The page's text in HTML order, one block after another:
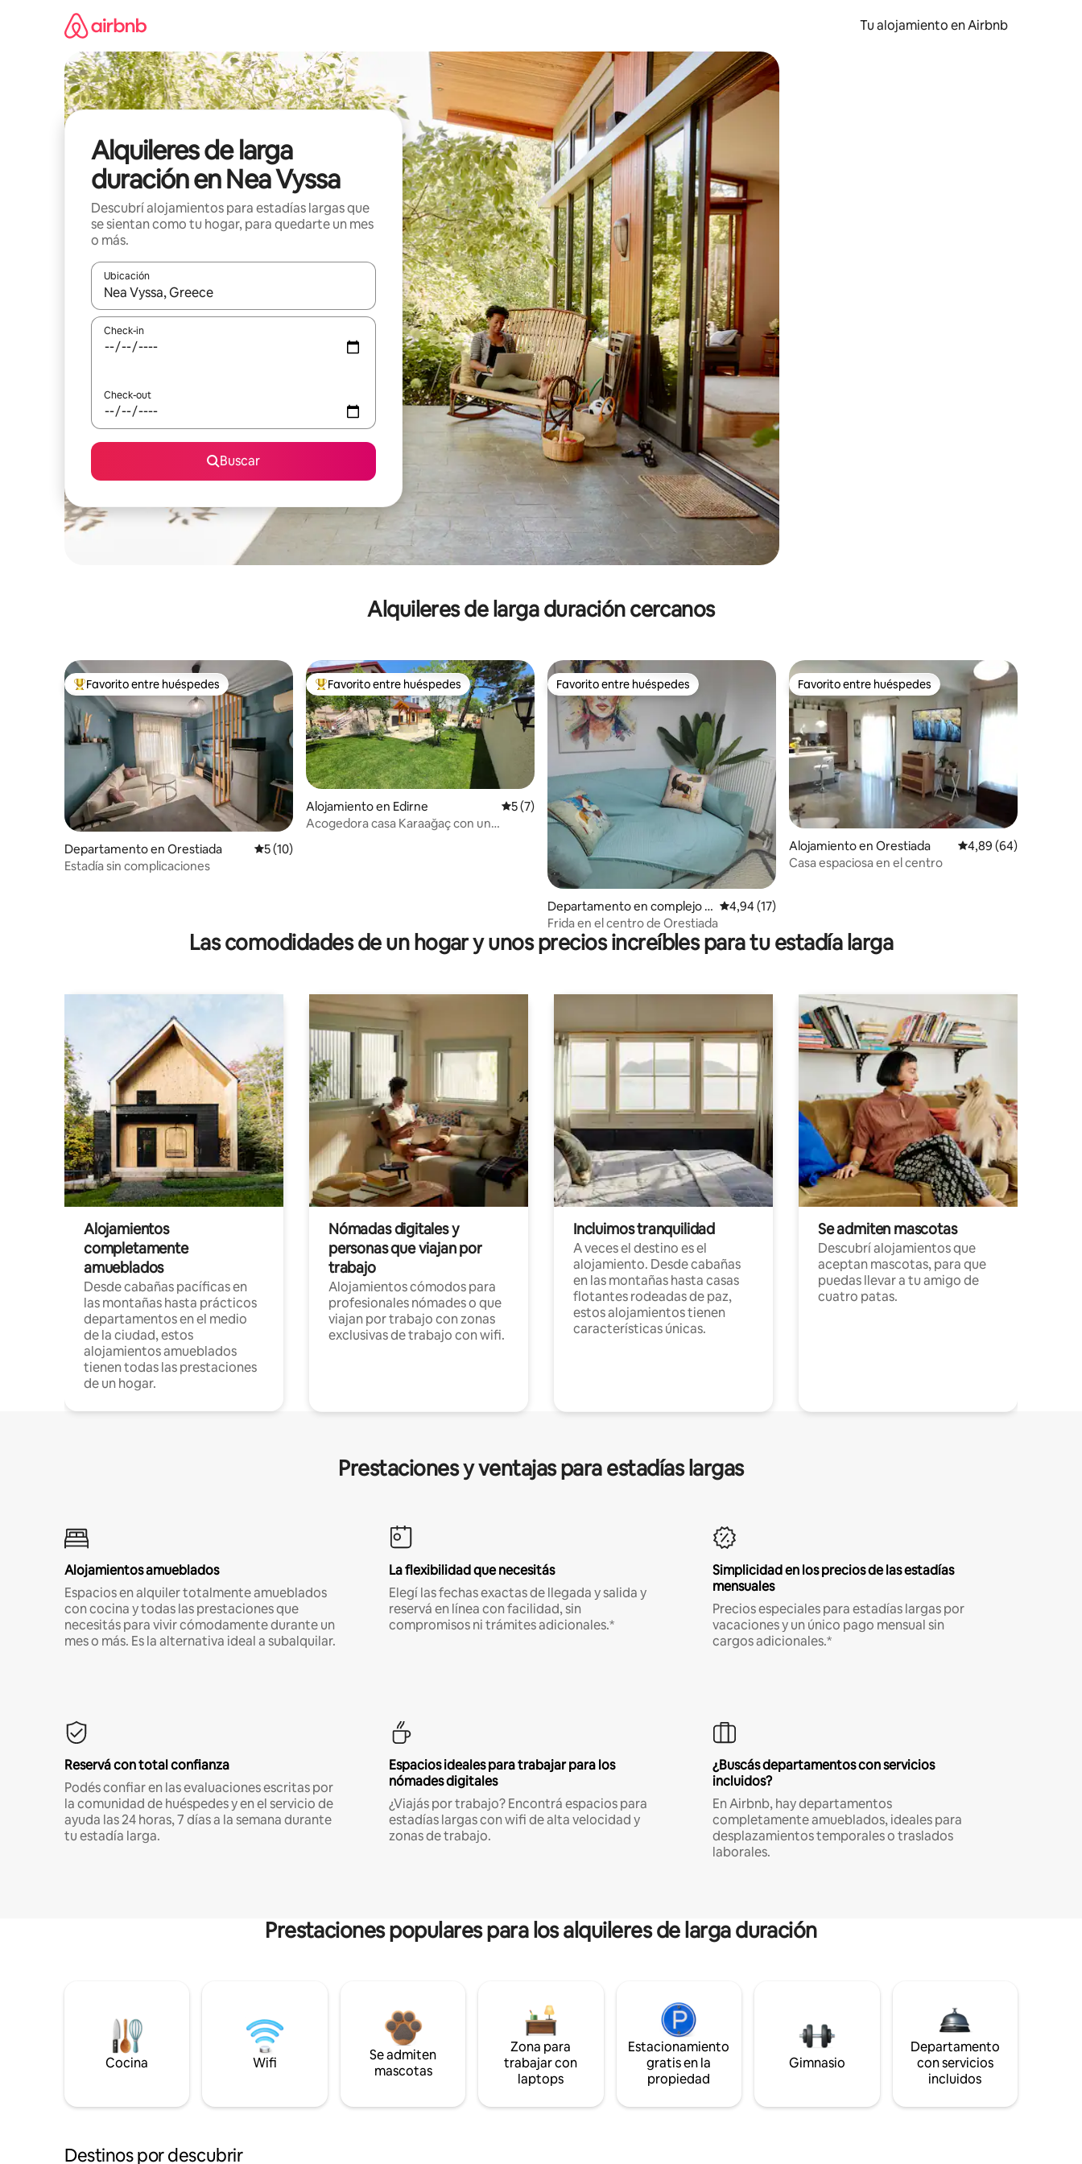
Tu alojamiento en Airbnb
Alquileres de larga
duración en Nea Vyssa
Descubrí alojamientos para estadías largas que
se sientan como tu hogar, para quedarte un mes
o más.
Ubicación
Cuando los resultados estén disponibles, navegá con las teclas de flecha hacia arriba y hacia abajo o explorá deslizando el dedo.
Check-in
Check-out
Buscar
Alquileres de larga duración cercanos
Favorito entre los huéspedes más destacados
Favorito entre huéspedes
Departamento en Orestiada Calificación promedio: 5 de 5. 10 evaluaciones
5 (10)
Estadía sin complicaciones
Favorito entre los huéspedes más destacados
Favorito entre huéspedes
Alojamiento en Edirne Calificación promedio: 5 de 5. 7 evaluaciones
5 (7)
Acogedora casa Karaağaç con un
Favorito entre huéspedes
Favorito entre huéspedes
Departamento en complejo r
esidencial en Orestiada
Calificación promedio: 4,94 de 5. 17 evaluaciones
4,94 (17)
Frida en el centro de Orestiada
Favorito entre huéspedes
Favorito entre huéspedes
Alojamiento en Orestiada Calificación
4,89 (64)
Casa espaciosa en el centro
Las comodidades de un hogar y unos precios increíbles para tu estadía larga
Alojamientos
completamente
amueblados
Desde cabañas pacíficas en
las montañas hasta prácticos
departamentos en el medio
de la ciudad, estos
alojamientos amueblados
tienen todas las prestaciones
de un hogar.
Nómadas digitales y
personas que viajan por
trabajo
Alojamientos cómodos para
profesionales nómades o que
viajan por trabajo con zonas
exclusivas de trabajo con wifi.
Incluimos tranquilidad
A veces el destino es el
alojamiento. Desde cabañas
en las montañas hasta casas
flotantes rodeadas de paz,
estos alojamientos tienen
características únicas.
Se admiten mascotas
Descubrí alojamientos que
aceptan mascotas, para que
puedas llevar a tu amigo de
cuatro patas.
Prestaciones y ventajas para estadías largas
Alojamientos amueblados
Espacios en alquiler totalmente amueblados
con cocina y todas las prestaciones que
necesitás para vivir cómodamente durante un
mes o más. Es la alternativa ideal a subalquilar.
La flexibilidad que necesitás
Elegí las fechas exactas de llegada y salida y
reservá en línea con facilidad, sin
compromisos ni trámites adicionales.*
Simplicidad en los precios de las estadías
mensuales
Precios especiales para estadías largas por
vacaciones y un único pago mensual sin
cargos adicionales.*
Reservá con total confianza
Podés confiar en las evaluaciones escritas por
la comunidad de huéspedes y en el servicio de
ayuda las 24 horas, 7 días a la semana durante
tu estadía larga.
Espacios ideales para trabajar para los
nómades digitales
¿Viajás por trabajo? Encontrá espacios para
estadías largas con wifi de alta velocidad y
zonas de trabajo.
¿Buscás departamentos con servicios
incluidos?
En Airbnb, hay departamentos
completamente amueblados, ideales para
desplazamientos temporales o traslados
laborales.
Prestaciones populares para los alquileres de larga duración
Cocina Wifi
Se admiten
mascotas
Zona para
trabajar con
laptops
Estacionamiento
gratis en la
propiedad
Gimnasio
Departamento
con servicios
incluidos
Destinos por descubrir